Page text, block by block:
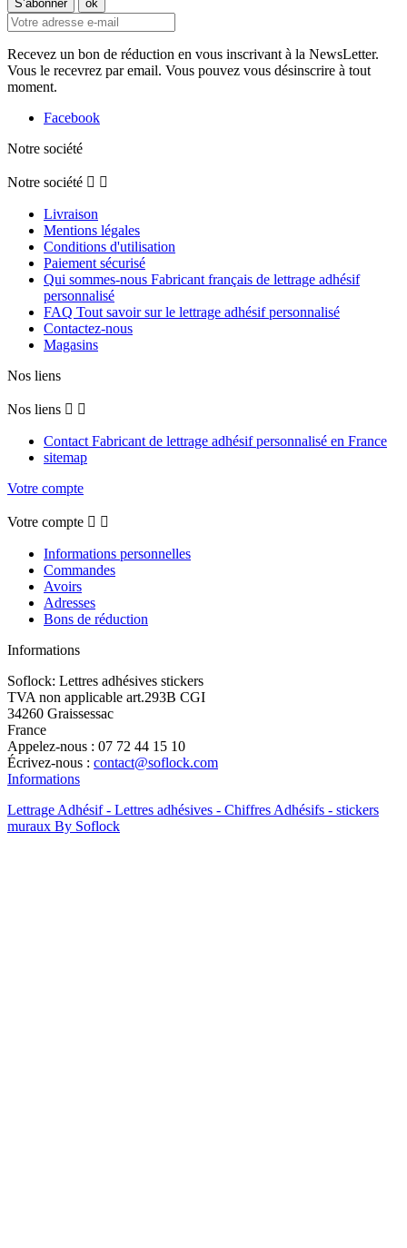
Recevez un bon de réduction en vous inscrivant à la NewsLetter.
Vous le recevrez par email. Vous pouvez vous désinscrire à tout
moment.
Facebook
Notre société
Notre société  
Livraison
Mentions légales
Conditions d'utilisation
Paiement sécurisé
Qui sommes-nous Fabricant français de lettrage adhésif
personnalisé
FAQ Tout savoir sur le lettrage adhésif personnalisé
Contactez-nous
Magasins
Nos liens
Nos liens  
Contact Fabricant de lettrage adhésif personnalisé en France
sitemap
Votre compte
Votre compte  
Informations personnelles
Commandes
Avoirs
Adresses
Bons de réduction
Informations
Soflock: Lettres adhésives stickers
TVA non applicable art.293B CGI
34260 Graissessac
France
Appelez-nous : 07 72 44 15 10
Écrivez-nous : contact@soflock.com
Informations
Lettrage Adhésif - Lettres adhésives - Chiffres Adhésifs - stickers
muraux By Soflock